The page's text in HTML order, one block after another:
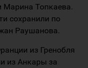
Топкаева.
сохранили по
Раушанова.
из Гренобля
из Анкары за